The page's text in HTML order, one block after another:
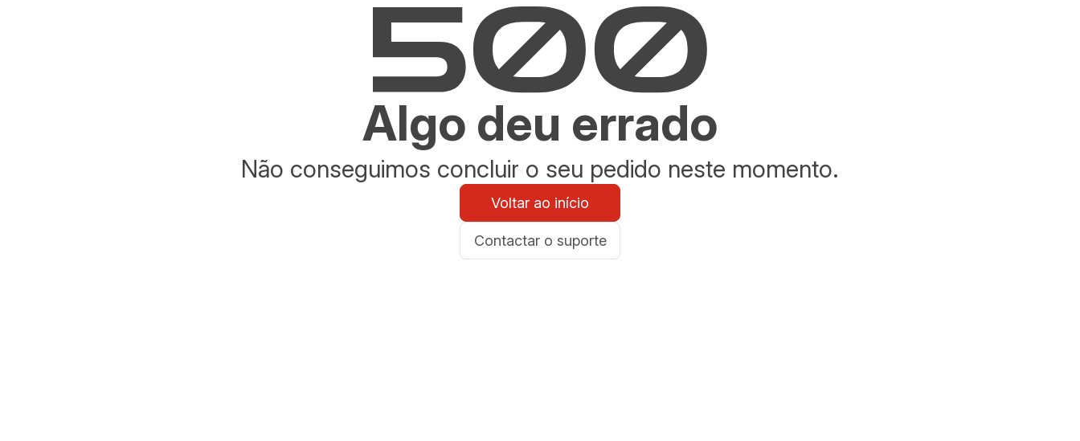
Algo deu errado
Não conseguimos concluir o seu pedido neste momento.
Voltar ao início
Contactar o suporte